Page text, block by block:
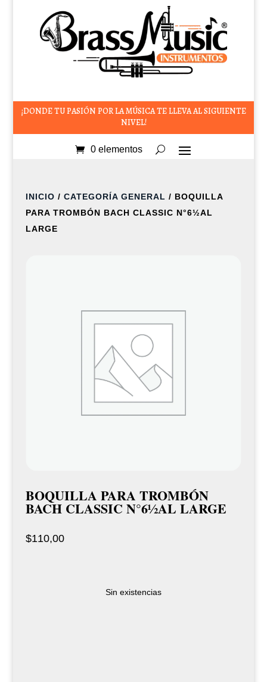
¡DONDE TU PASIÓN POR LA MÚSICA TE LLEVA AL SIGUIENTE
NIVEL!
0 elementos
INICIO / CATEGORÍA GENERAL / BOQUILLA
PARA TROMBÓN BACH CLASSIC N°6½AL
LARGE
BOQUILLA PARA TROMBÓN
BACH CLASSIC N°6½AL LARGE
$110,00
Sin existencias